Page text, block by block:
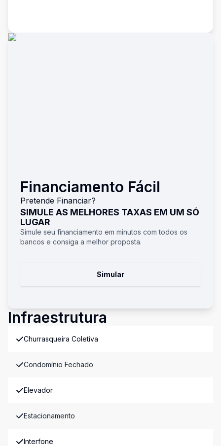
Financiamento Fácil
Pretende Financiar?
SIMULE AS MELHORES TAXAS EM UM SÓ
LUGAR
Simule seu financiamento em minutos com todos os
bancos e consiga a melhor proposta.
Simular
Infraestrutura
Churrasqueira Coletiva
Condomínio Fechado
Elevador
Estacionamento
Interfone